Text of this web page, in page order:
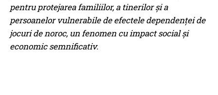
pentru protejarea familiilor, a tinerilor și a
persoanelor vulnerabile de efectele dependenței de
jocuri de noroc, un fenomen cu impact social și
economic semnificativ.